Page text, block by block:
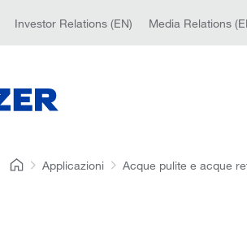
Investor Relations (EN) Media Relations
Applicazioni Acque pulite e acque